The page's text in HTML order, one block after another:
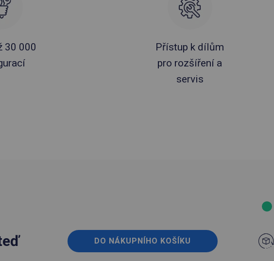
30 000
Přístup k dílům
pro rozšíření a
servis
DO NÁKUPNÍHO KOŠÍKU